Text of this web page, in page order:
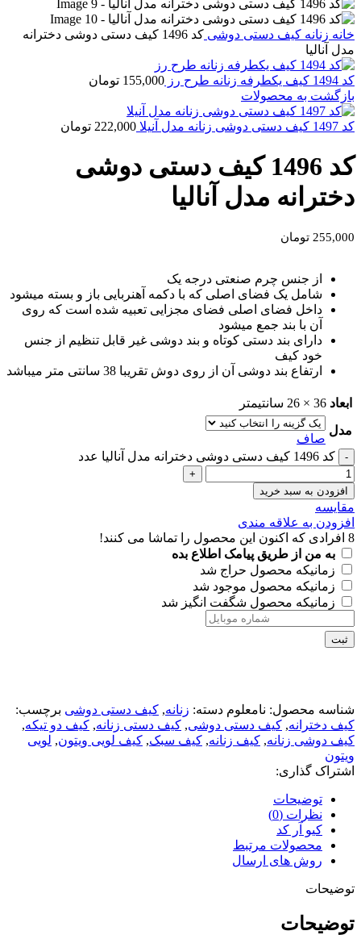
خانه زنانه کیف دستی دوشی
کد 1496 کیف دستی دوشی دخترانه
مدل آنالیا
کد 1494 کیف یکطرفه زنانه طرح رز 155,000 تومان
بازگشت به محصولات
کد 1497 کیف دستی دوشی زنانه مدل آنیلا 222,000 تومان
کد 1496 کیف دستی دوشی
دخترانه مدل آنالیا
255,000 تومان
از جنس چرم صنعتی درجه یک
شامل یک فضای اصلی که با دکمه آهنربایی باز و بسته میشود
داخل فضای اصلی فضای مجزایی تعبیه شده است که روی
آن با بند جمع میشود
دارای بند دستی کوتاه و بند دوشی غیر قابل تنظیم از جنس
خود کیف
ارتفاع بند دوشی آن از روی دوش تقریبا 38 سانتی متر میباشد
ابعاد 36 × 26 سانتیمتر
مدل
صاف
کد 1496 کیف دستی دوشی دخترانه مدل آنالیا عدد
افزودن به سبد خرید
مقايسه
افزودن به علاقه مندی
8 افرادی که اکنون این محصول را تماشا می کنند!
به من از طریق پیامک اطلاع بده
زمانیکه محصول حراج شد
زمانیکه محصول موجود شد
زمانیکه محصول شگفت انگیز شد
ثبت
شناسه محصول: نامعلوم دسته: زنانه, کیف دستی دوشی برچسب:
کیف دخترانه, کیف دستی دوشی, کیف دستی زنانه, کیف دو تیکه,
کیف دوشی زنانه, کیف زنانه, کیف سبک, کیف لویی ویتون, لویی
ویتون
اشتراک گذاری:
توضیحات
نظرات (0)
کیو آر کد
محصولات مرتبط
روش های ارسال
توضیحات
توضیحات